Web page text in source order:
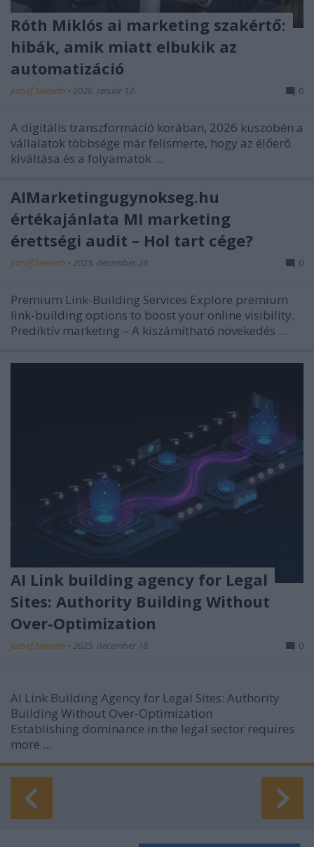
Róth Miklós ai marketing szakértő:
hibák, amik miatt elbukik az
automatizáció
Jozsef.Nemeth • 2026. január 12. 0
A digitális transzformáció korában, 2026 küszöbén a
vállalatok többsége már felismerte, hogy az élőerő
kiváltása és a folyamatok ...
AIMarketingugynokseg.hu
értékajánlata MI marketing
érettségi audit – Hol tart cége?
Jozsef.Nemeth • 2025. december 28. 0
Premium Link-Building Services Explore premium
link-building options to boost your online visibility.
Prediktív marketing – A kiszámítható növekedés ...
AI Link building agency for Legal
Sites: Authority Building Without
Over-Optimization
Jozsef.Nemeth • 2025. december 18. 0
AI Link Building Agency for Legal Sites: Authority
Building Without Over-Optimization
Establishing dominance in the legal sector requires
more ...